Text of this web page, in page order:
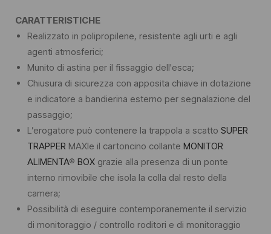
CARATTERISTICHE
Realizzato in polipropilene, resistente agli urti e agli
agenti atmosferici;
Munito di astina per il fissaggio dell'esca;
Chiusura di sicurezza con apposita chiave in dotazione
e indicatore a bandierina esterno per segnalazione del
passaggio;
L’erogatore può contenere la trappola a scatto SUPER
TRAPPER MAXIe il cartoncino collante MONITOR
ALIMENTA® BOX grazie alla presenza di un ponte
interno rimovibile che isola la colla dal resto della
camera;
Possibilità di eseguire contemporanemente il servizio
di monitoraggio / controllo roditori e di monitoraggio